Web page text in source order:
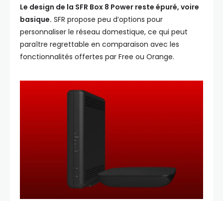
Le design de la SFR Box 8 Power reste épuré, voire
basique. SFR propose peu d’options pour
personnaliser le réseau domestique, ce qui peut
paraître regrettable en comparaison avec les
fonctionnalités offertes par Free ou Orange.